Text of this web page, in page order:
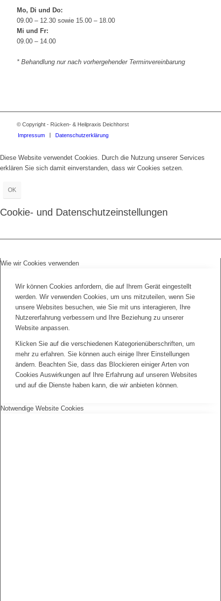
Mo, Di und Do:
09.00 – 12.30 sowie 15.00 – 18.00
Mi und Fr:
09.00 – 14.00
* Behandlung nur nach vorhergehender Terminvereinbarung
© Copyright - Rücken- & Heilpraxis Deichhorst
Impressum
Datenschutzerklärung
Diese Website verwendet Cookies. Durch die Nutzung unserer Services
erklären Sie sich damit einverstanden, dass wir Cookies setzen.
OK
Cookie- und Datenschutzeinstellungen
Wie wir Cookies verwenden
Wir können Cookies anfordern, die auf Ihrem Gerät eingestellt
werden. Wir verwenden Cookies, um uns mitzuteilen, wenn Sie
unsere Websites besuchen, wie Sie mit uns interagieren, Ihre
Nutzererfahrung verbessern und Ihre Beziehung zu unserer
Website anpassen.
Klicken Sie auf die verschiedenen Kategorienüberschriften, um
mehr zu erfahren. Sie können auch einige Ihrer Einstellungen
ändern. Beachten Sie, dass das Blockieren einiger Arten von
Cookies Auswirkungen auf Ihre Erfahrung auf unseren Websites
und auf die Dienste haben kann, die wir anbieten können.
Notwendige Website Cookies